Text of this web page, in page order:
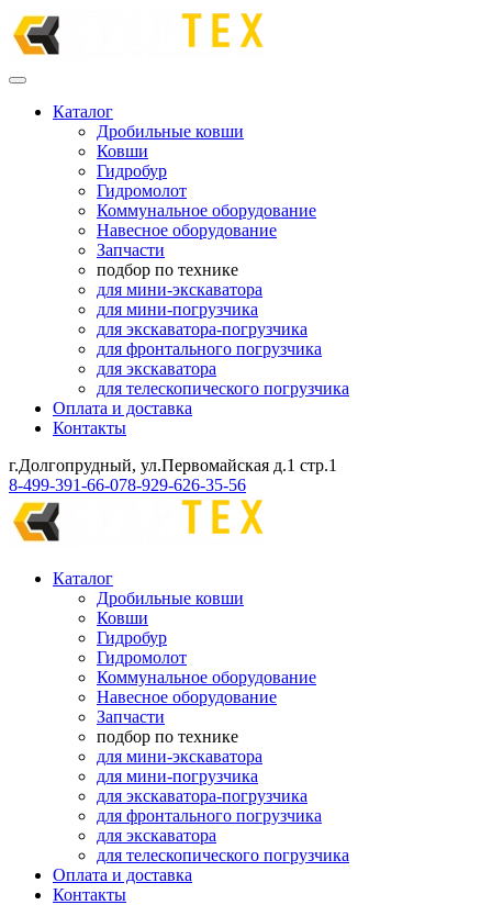
Каталог
Дробильные ковши
Ковши
Гидробур
Гидромолот
Коммунальное оборудование
Навесное оборудование
Запчасти
подбор по технике
для мини-экскаватора
для мини-погрузчика
для экскаватора-погрузчика
для фронтального погрузчика
для экскаватора
для телескопического погрузчика
Оплата и доставка
Контакты
г.Долгопрудный, ул.Первомайская д.1 стр.1
8-499-391-66-078-929-626-35-56
Каталог
Дробильные ковши
Ковши
Гидробур
Гидромолот
Коммунальное оборудование
Навесное оборудование
Запчасти
подбор по технике
для мини-экскаватора
для мини-погрузчика
для экскаватора-погрузчика
для фронтального погрузчика
для экскаватора
для телескопического погрузчика
Оплата и доставка
Контакты